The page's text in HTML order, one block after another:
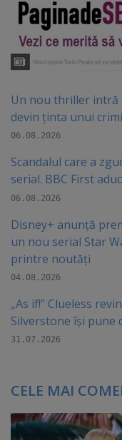
Un nou thriller intră
devin ținta unui
06.08.2026
Scandalul care a
serial. BBC First
06.08.2026
Disney+ anunță
un nou serial Star
printre noutăți
04.08.2026
„As if!” Clueless
Silverstone își pune
31.07.2026
CELE MAI